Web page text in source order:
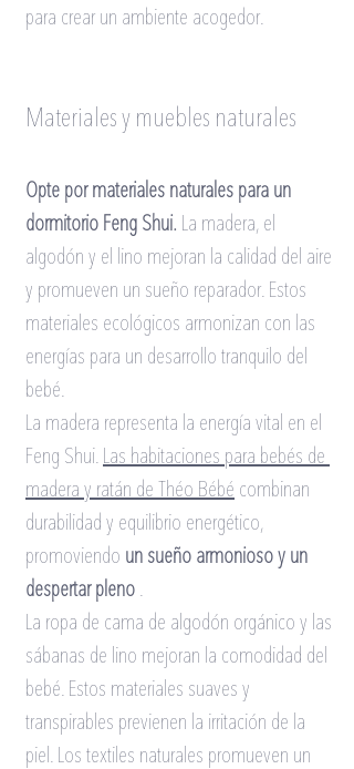
para crear un ambiente acogedor.
Materiales y muebles naturales
Opte por materiales naturales para un
dormitorio Feng Shui. La madera, el
algodón y el lino mejoran la calidad del aire
y promueven un sueño reparador. Estos
materiales ecológicos armonizan con las
energías para un desarrollo tranquilo del
bebé.
La madera representa la energía vital en el
Feng Shui. Las habitaciones para bebés de
madera y ratán de Théo Bébé combinan
durabilidad y equilibrio energético,
promoviendo un sueño armonioso y un
despertar pleno .
La ropa de cama de algodón orgánico y las
sábanas de lino mejoran la comodidad del
bebé. Estos materiales suaves y
transpirables previenen la irritación de la
piel. Los textiles naturales promueven un